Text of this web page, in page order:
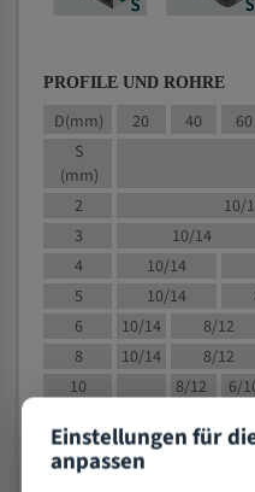
PROFILE UND ROHRE
D(mm) 20 40 60
S
(mm)
2
10/
3
10/14
4
10/14
5
10/14
6
10/14 8/12
8
10/14 8/12
10
8/12 6/
15
8/12 6/
20
Einstellungen für
anpassen